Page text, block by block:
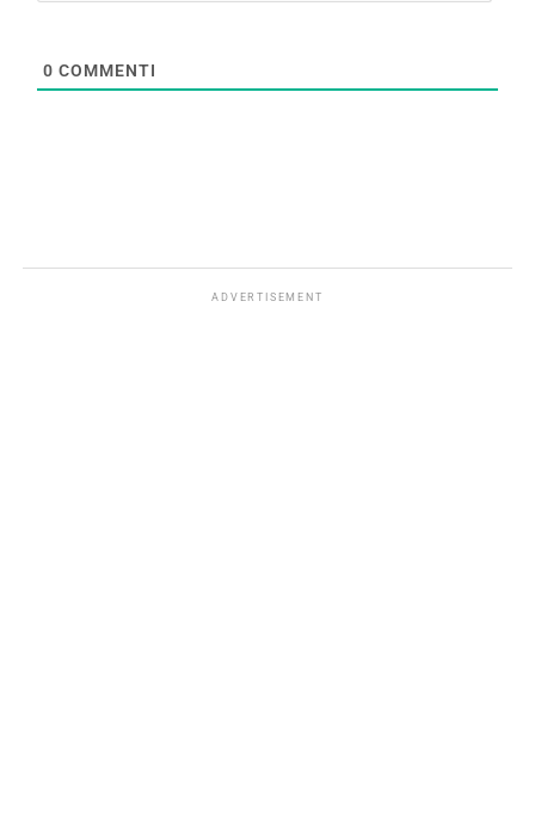
0 COMMENTI
ADVERTISEMENT